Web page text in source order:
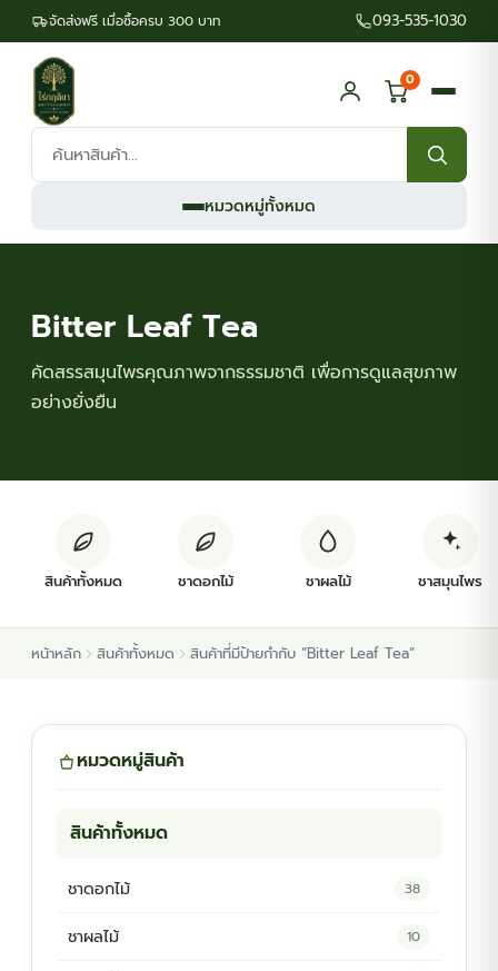
จัดส่งฟรี เมื่อซื้อครบ 300 บาท 093-535-1030
ค้นหา
สินค้า:
0
หมวดหมู่ทั้งหมด
ต้นพันธุ์สมุนไพร
ต้นพันธุ์ไม้ป่า
Bitter Leaf Tea
คัดสรรสมุนไพรคุณภาพจากธรรมชาติ เพื่อการดูแลสุขภาพ
อย่างยั่งยืน
สินค้าทั้งหมด ชาดอกไม้ ชาผลไม้ ชาสมุนไพร
หน้าหลัก สินค้าทั้งหมด สินค้าที่มีป้ายกำกับ “Bitter Leaf Tea”
หมวดหมู่สินค้า
สินค้าทั้งหมด
ชาดอกไม้ 38
ชาผลไม้ 10